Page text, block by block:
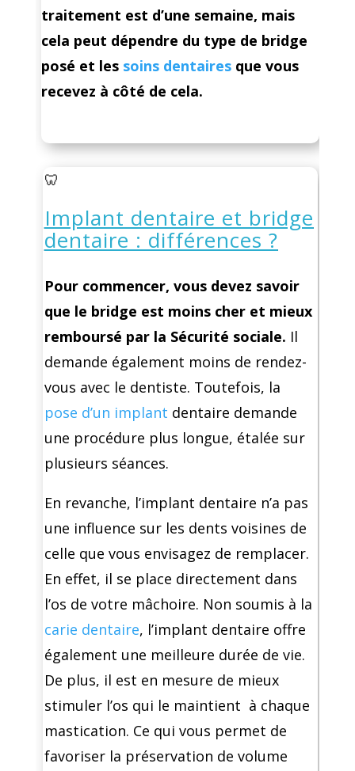
traitement est d’une semaine, mais
cela peut dépendre du type de bridge
posé et les soins dentairesque vous
recevez à côté de cela.
🦷
Implant dentaire et bridge
dentaire : différences ?
Pour commencer, vous devez savoir
que le bridge est moins cher et mieux
remboursé par la Sécurité sociale. Il
demande également moins de rendez-
vous avec le dentiste. Toutefois, la
pose d’un implant dentaire demande
une procédure plus longue, étalée sur
plusieurs séances.
En revanche, l’implant dentaire n’a pas
une influence sur les dents voisines de
celle que vous envisagez de remplacer.
En effet, il se place directement dans
l’os de votre mâchoire. Non soumis à la
carie dentaire, l’implant dentaire offre
également une meilleure durée de vie.
De plus, il est en mesure de mieux
stimuler l’os qui le maintient à chaque
mastication. Ce qui vous permet de
favoriser la préservation de volume